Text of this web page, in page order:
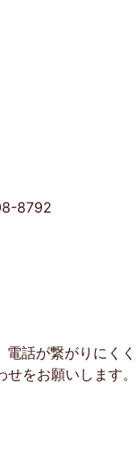
8792
話が繋がりにくく
をお願いします。